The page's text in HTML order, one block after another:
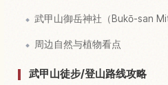
武甲山御岳神社（Bukō-san
周边自然与植物看点
武甲山徒步/登山路线攻略